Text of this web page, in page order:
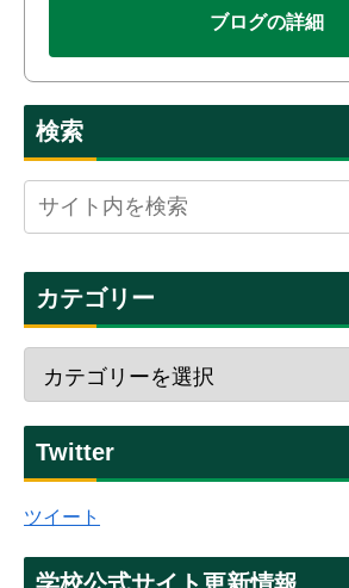
ブログの詳細
検索
カテゴリー
Twitter
ツイート